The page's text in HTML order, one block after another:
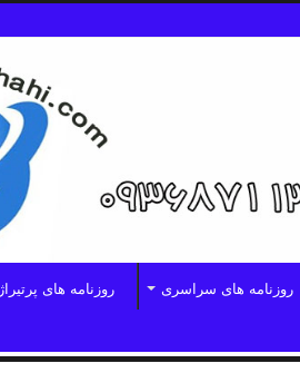
روزنامه های سراسری روزنامه های پرتیراژ